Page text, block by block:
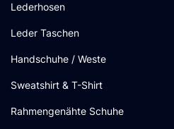
Lederhosen
Leder Taschen
Handschuhe / Weste
Sweatshirt & T-Shirt
Rahmengenähte Schuhe